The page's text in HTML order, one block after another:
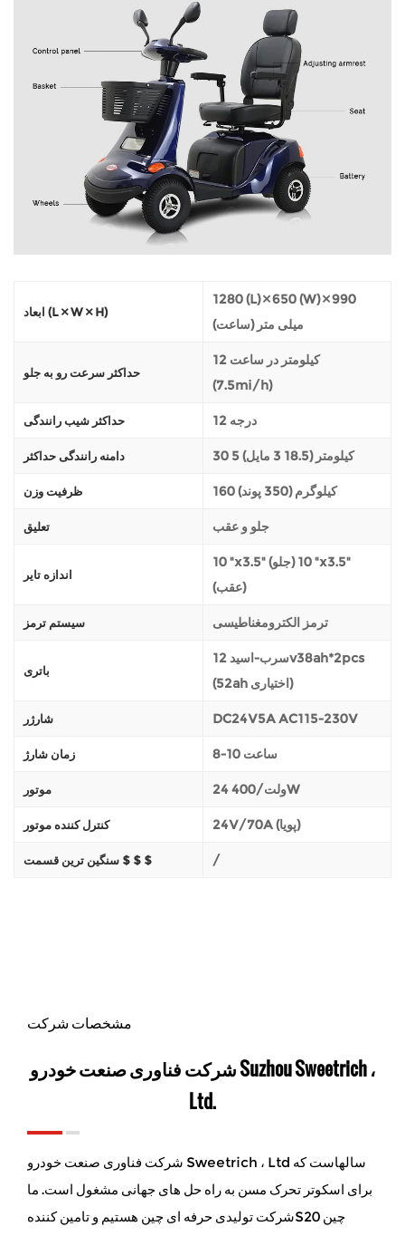
ابعاد (L × W × H)
1280 (L) × 650 (W) × 990
(ساعت) میلی متر
حداکثر سرعت رو به جلو
12 کیلومتر در ساعت
(7.5mi/h)
حداکثر شیب رانندگی 12 درجه
دامنه رانندگی حداکثر 30 5 کیلومتر (18.5 3 مایل)
ظرفیت وزن 160 کیلوگرم (350 پوند)
تعلیق جلو و عقب
اندازه تایر
10 "x3.5" (جلو) 10 "x3.5"
(عقب)
سیستم ترمز ترمز الکترومغناطیسی
باتری
سرب-اسید 12v38ah*2pcs
(52ah اختیاری)
شارژر DC24V5A AC115-230V
زمان شارژ 8-10 ساعت
موتور 24 ولت/400W
کنترل کننده موتور 24V/70A (پویا)
سنگین ترین قسمت $ $ $ /
مشخصات شرکت
شرکت فناوری صنعت خودرو Suzhou Sweetrich ،
Ltd.
شرکت فناوری صنعت خودرو Sweetrich ، Ltd سالهاست که
برای اسکوتر تحرک مسن به راه حل های جهانی مشغول است. ما
شرکت تولیدی حرفه ای چین هستیم و تامین کنندهS20 چین